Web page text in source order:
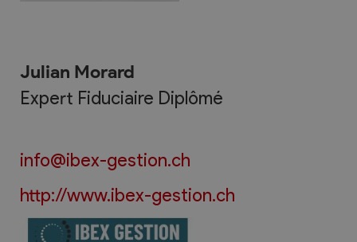
Julian Morard
Expert Fiduciaire Diplômé
info@ibex-gestion.ch
http://www.ibex-gestion.ch